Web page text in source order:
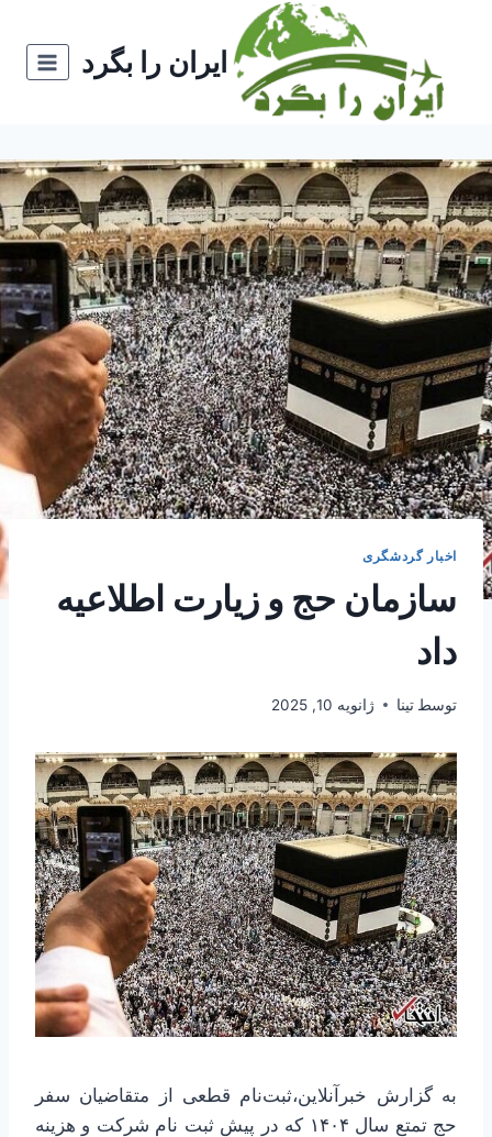
ایران را بگرد
اخبار گردشگری
سازمان حج و زیارت اطلاعیه
داد
توسط تینا ژانویه 10, 2025
به گزارش خبرآنلاین،ثبت‌نام قطعی از متقاضیان سفر
حج تمتع سال ۱۴۰۴ که در پیش ثبت نام شرکت و هزینه